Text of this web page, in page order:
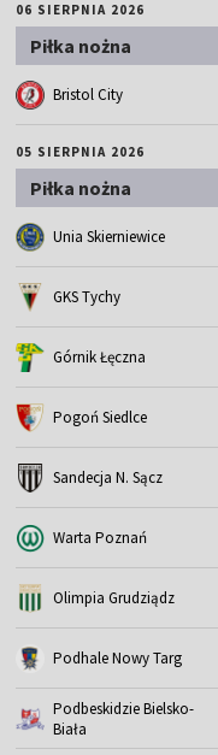
06 SIERPNIA 2026
Piłka nożna
Bristol City
05 SIERPNIA 2026
Piłka nożna
Unia Skierniewice
GKS Tychy
Górnik Łęczna
Pogoń Siedlce
Sandecja N. Sącz
Warta Poznań
Olimpia Grudziądz
Podhale Nowy Targ
Podbeskidzie Bielsko-
Biała